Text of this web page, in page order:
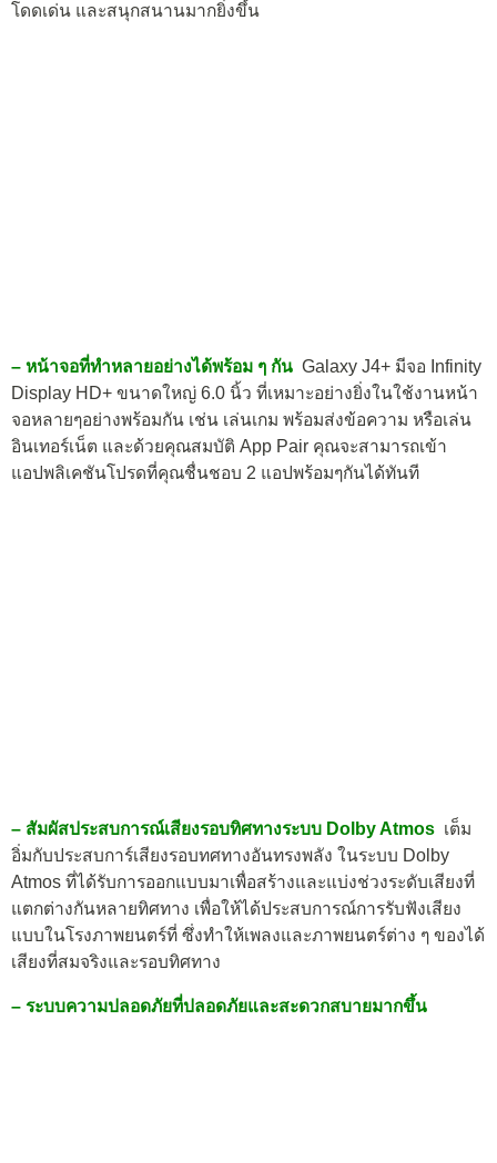
โดดเด่น และสนุกสนานมากยิ่งขึ้น
– หน้าจอที่ทำหลายอย่างได้พร้อม ๆ กัน Galaxy J4+ มีจอ Infinity
Display HD+ ขนาดใหญ่ 6.0 นิ้ว ที่เหมาะอย่างยิ่งในใช้งานหน้า
จอหลายๆอย่างพร้อมกัน เช่น เล่นเกม พร้อมส่งข้อความ หรือเล่น
อินเทอร์เน็ต และด้วยคุณสมบัติ App Pair คุณจะสามารถเข้า
แอปพลิเคชันโปรดที่คุณชื่นชอบ 2 แอปพร้อมๆกันได้ทันที
– สัมผัสประสบการณ์เสียงรอบทิศทางระบบ Dolby Atmos เต็ม
อิ่มกับประสบการ์เสียงรอบทศทางอันทรงพลัง ในระบบ Dolby
Atmos ที่ได้รับการออกแบบมาเพื่อสร้างและแบ่งช่วงระดับเสียงที่
แตกต่างกันหลายทิศทาง เพื่อให้ได้ประสบการณ์การรับฟังเสียง
แบบในโรงภาพยนตร์ที่ ซึ่งทำให้เพลงและภาพยนตร์ต่าง ๆ ของได้
เสียงที่สมจริงและรอบทิศทาง
– ระบบความปลอดภัยที่ปลอดภัยและสะดวกสบายมากขึ้น